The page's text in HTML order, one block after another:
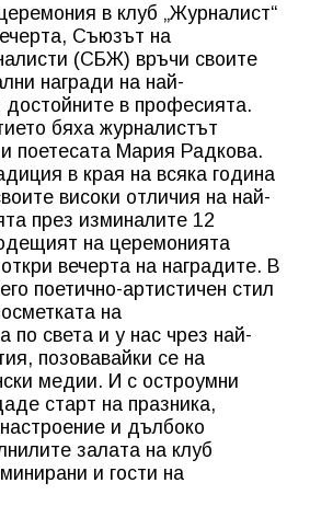
в клуб „Журналист“
Съюзът на
(СБЖ) връчи своите
награди на най-
в професията.
бяха журналистът
поетесата Мария Радкова.
в края на всяка година
високи отличия на най-
през изминалите 12
на церемонията
вечерта на наградите. В
поетично-артистичен стил
на
по света и у нас чрез най-
позовавайки се на
медии. И с остроумни
старт на празника,
и дълбоко
залата на клуб
и гости на